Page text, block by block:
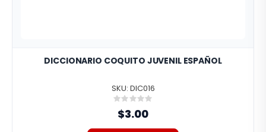
DICCIONARIO COQUITO JUVENIL ESPAÑOL
SKU: DIC016
Rating:
0%
$3.00